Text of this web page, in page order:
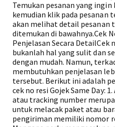
Temukan pesanan yang ingin
kemudian klik pada pesanan
akan melihat detail pesanan
ditemukan di bawahnya.Cek
Penjelasan Secara DetailCek
bukanlah hal yang sulit dan
dengan mudah. Namun,
membutuhkan penjelasan
tersebut. Berikut ini adalah
cek no resi Gojek Same Day:
atau tracking number
untuk melacak paket atau
pengiriman memiliki nomor